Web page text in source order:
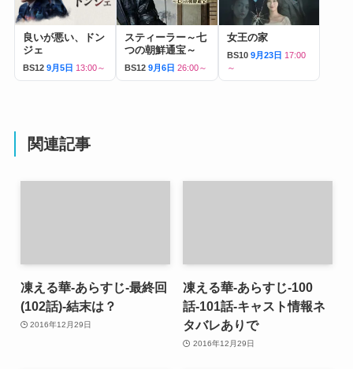
良いが悪い、ドン
ジェ
BS12 9月5日 13:00～
スティーラー～七
つの朝鮮通宝～
BS12 9月6日 26:00～
女王の家
BS10 9月23日 17:00
～
関連記事
凍える華-あらすじ-最終回
(102話)-結末は？
2016年12月29日
凍える華-あらすじ-100
話-101話-キャスト情報ネ
タバレありで
2016年12月29日